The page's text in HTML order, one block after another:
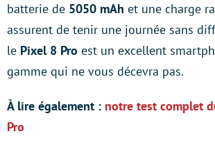
batterie de 5050 mAh et une charge
assurent de tenir une journée sans
le Pixel 8 Pro est un excellent
gamme qui ne vous décevra pas.
À lire également : notre test complet
Pro